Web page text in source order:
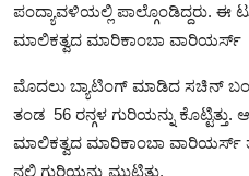
ಪಂದ್ಯಾವಳಿಯಲ್ಲಿ ಪಾಲ್ಗೊಂಡಿದ್ದರು. ಈ
ಮಾಲಿಕತ್ವದ ಮಾರಿಕಾಂಬಾ
ಮೊದಲು ಬ್ಯಾಟಿಂಗ್ ಮಾಡಿದ ಸಚಿನ್
ತಂಡ 56 ರನ್ಗಳ ಗುರಿಯನ್ನು ಕೊಟ್ಟಿತ್ತು.
ಮಾಲಿಕತ್ವದ ಮಾರಿಕಾಂಬಾ ವಾರಿಯರ್ಸ್
ನಲ್ಲಿ ಗುರಿಯನ್ನು ಮುಟ್ಟಿತು.